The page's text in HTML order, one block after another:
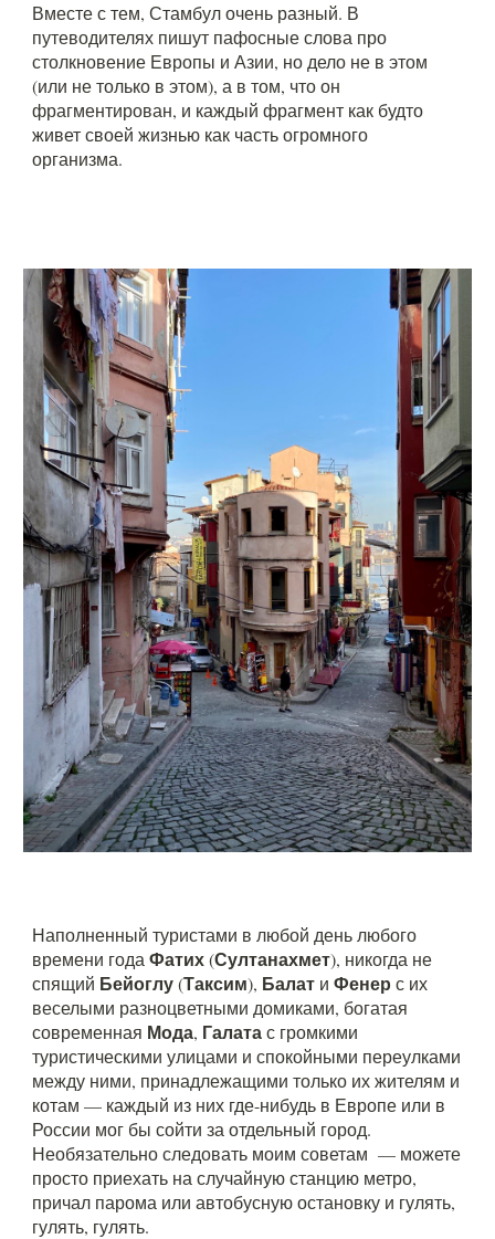
Вместе с тем, Стамбул очень разный. В
путеводителях пишут пафосные слова про
столкновение Европы и Азии, но дело не в этом
(или не только в этом), а в том, что он
фрагментирован, и каждый фрагмент как будто
живет своей жизнью как часть огромного
организма.
Наполненный туристами в любой день любого
времени годаФатих(Султанахмет), никогда не
спящий Бейоглу(Таксим), Балат иФенер с их
веселыми разноцветными домиками, богатая
современная Мода, Галатас громкими
туристическими улицами и спокойными переулками
между ними, принадлежащими только их жителям и
котам — каждый из них где-нибудь в Европе или в
России мог бы сойти за отдельный город.
Необязательно следовать моим советам — можете
просто приехать на случайную станцию метро,
причал парома или автобусную остановку и гулять,
гулять, гулять.